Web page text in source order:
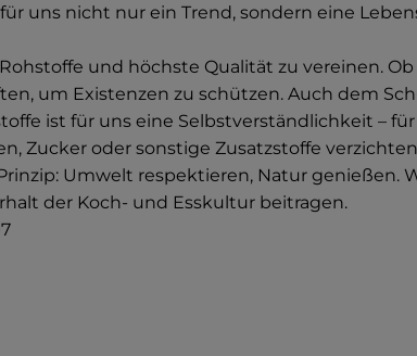
uns nicht nur ein Trend, sondern eine
und höchste Qualität zu vereinen.
um Existenzen zu schützen. Auch dem
ist für uns eine Selbstverständlichkeit –
Zucker oder sonstige Zusatzstoffe
Umwelt respektieren, Natur
der Koch- und Esskultur beitragen.